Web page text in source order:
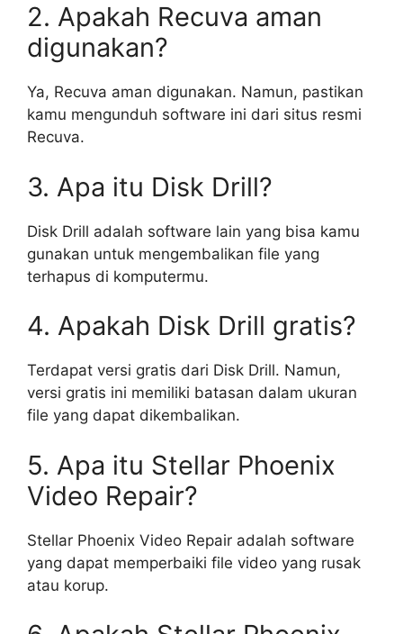
2. Apakah Recuva aman
digunakan?
Ya, Recuva aman digunakan. Namun, pastikan
kamu mengunduh software ini dari situs resmi
Recuva.
3. Apa itu Disk Drill?
Disk Drill adalah software lain yang bisa kamu
gunakan untuk mengembalikan file yang
terhapus di komputermu.
4. Apakah Disk Drill gratis?
Terdapat versi gratis dari Disk Drill. Namun,
versi gratis ini memiliki batasan dalam ukuran
file yang dapat dikembalikan.
5. Apa itu Stellar Phoenix
Video Repair?
Stellar Phoenix Video Repair adalah software
yang dapat memperbaiki file video yang rusak
atau korup.